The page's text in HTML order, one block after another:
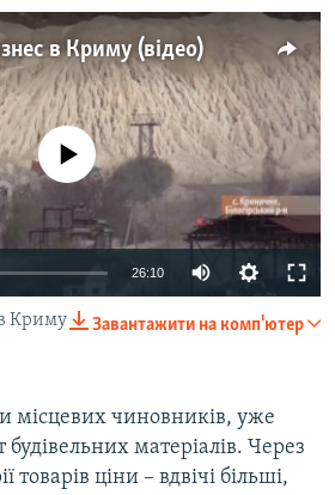
КРИМУ
в Криму (відео)
currently available
26:10
Завантажити на комп'ютер
Криму
місцевих чиновників, уже
будівельних матеріалів. Через
товарів ціни – вдвічі більші,